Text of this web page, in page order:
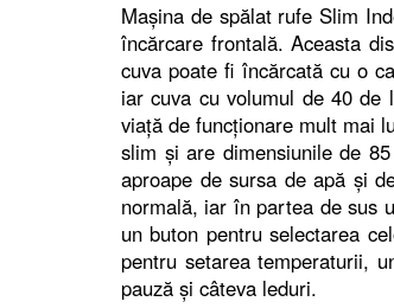
Maşina de spălat rufe Slim
încărcare frontală. Aceasta
cuva poate fi încărcată cu o
iar cuva cu volumul de 40
viaţă de funcţionare mult mai
slim şi are dimensiunile de
aproape de sursa de apă şi
normală, iar în partea de sus
un buton pentru selectarea
pentru setarea temperaturii,
pauză şi câteva leduri.